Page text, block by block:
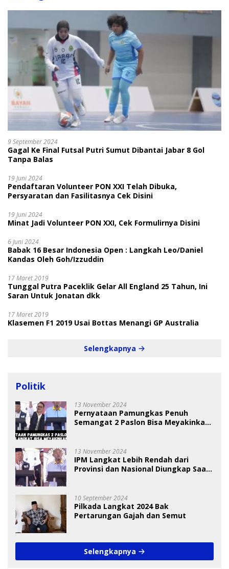
9 September 2024
Gagal Ke Final Futsal Putri Sumut Dibantai Jabar 8 Gol
Tanpa Balas
19 Juni 2024
Pendaftaran Volunteer PON XXI Telah Dibuka,
Persyaratan dan Fasilitasnya Cek Disini
19 Juni 2024
Minat Jadi Volunteer PON XXI, Cek Formulirnya Disini
6 Juni 2024
Babak 16 Besar Indonesia Open : Langkah Leo/Daniel
Kandas Oleh Goh/Izzuddin
17 Maret 2019
Tunggal Putra Paceklik Gelar All England 25 Tahun, Ini
Saran Untuk Jonatan dkk
17 Maret 2019
Klasemen F1 2019 Usai Bottas Menangi GP Australia
Selengkapnya
Politik
13 November 2024
Pernyataan Pamungkas Penuh
Semangat 2 Paslon Bisa Meyakinkan
13 November 2024
IPM Langkat Lebih Rendah dari
Provinsi dan Nasional Diungkap Saat
10 September 2024
Pilkada Langkat 2024 Bak
Pertarungan Gajah dan Semut
Selengkapnya